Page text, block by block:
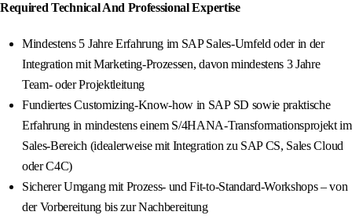
Required Technical And Professional Expertise
Mindestens 5 Jahre Erfahrung im SAP Sales-Umfeld oder in der
Integration mit Marketing-Prozessen, davon mindestens 3 Jahre
Team- oder Projektleitung
Fundiertes Customizing-Know-how in SAP SD sowie praktische
Erfahrung in mindestens einem S/4HANA-Transformationsprojekt im
Sales-Bereich (idealerweise mit Integration zu SAP CS, Sales Cloud
oder C4C)
Sicherer Umgang mit Prozess- und Fit-to-Standard-Workshops – von
der Vorbereitung bis zur Nachbereitung